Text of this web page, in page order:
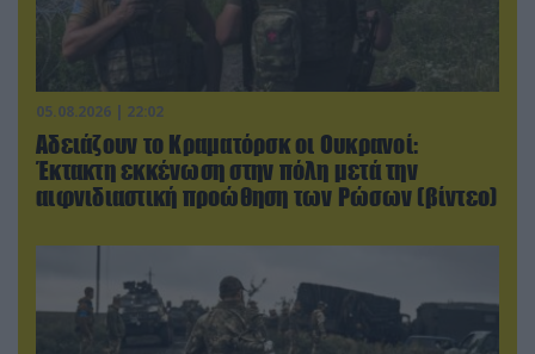
05.08.2026 | 22:02
Αδειάζουν το Κραματόρσκ οι Ουκρανοί:
Έκτακτη εκκένωση στην πόλη μετά την
αιφνιδιαστική προώθηση των Ρώσων (βίντεο)